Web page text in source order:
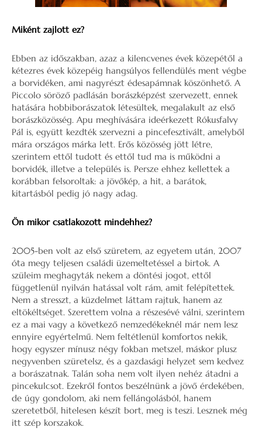
Miként zajlott ez?
Ebben az időszakban, azaz a kilencvenes évek közepétől a
kétezres évek közepéig hangsúlyos fellendülés ment végbe
a borvidéken, ami nagyrészt édesapámnak köszönhető. A
Piccolo söröző padlásán borászképzést szervezett, ennek
hatására hobbiborászatok létesültek, megalakult az első
borászközösség. Apu meghívására ideérkezett Rókusfalvy
Pál is, együtt kezdték szervezni a pincefesztivált, amelyből
mára országos márka lett. Erős közösség jött létre,
szerintem ettől tudott és ettől tud ma is működni a
borvidék, illetve a település is. Persze ehhez kellettek a
korábban felsoroltak: a jövőkép, a hit, a barátok,
kitartásból pedig jó nagy adag.
Ön mikor csatlakozott mindehhez?
2005-ben volt az első szüretem, az egyetem után, 2007
óta megy teljesen családi üzemeltetéssel a birtok. A
szüleim meghagyták nekem a döntési jogot, ettől
függetlenül nyilván hatással volt rám, amit felépítettek.
Nem a stresszt, a küzdelmet láttam rajtuk, hanem az
eltökéltséget. Szerettem volna a részesévé válni, szerintem
ez a mai vagy a következő nemzedékeknél már nem lesz
ennyire egyértelmű. Nem feltétlenül komfortos nekik,
hogy egyszer mínusz négy fokban metszel, máskor plusz
negyvenben szüretelsz, és a gazdasági helyzet sem kedvez
a borászatnak. Talán soha nem volt ilyen nehéz átadni a
pincekulcsot. Ezekről fontos beszélnünk a jövő érdekében,
de úgy gondolom, aki nem fellángolásból, hanem
szeretetből, hitelesen készít bort, meg is teszi. Lesznek még
itt szép korszakok.